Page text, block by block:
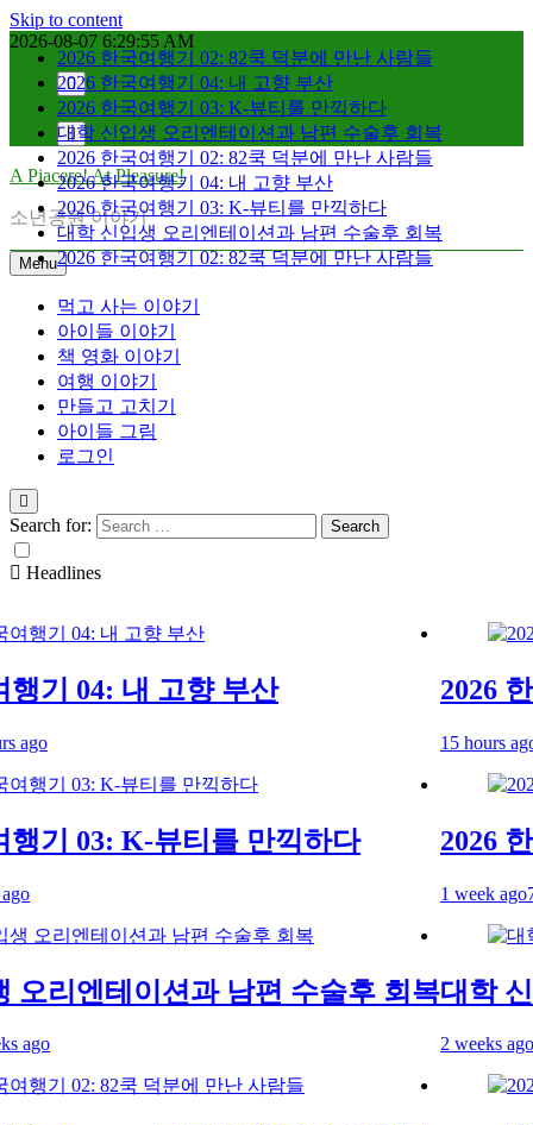
Skip to content
2026-08-07 6:29:56 AM
2026 한국여행기 02: 82쿡 덕분에 만난 사람들
2026 한국여행기 04: 내 고향 부산
2026 한국여행기 03: K-뷰티를 만끽하다
대학 신입생 오리엔테이션과 남편 수술후 회복
2026 한국여행기 02: 82쿡 덕분에 만난 사람들
2026 한국여행기 04: 내 고향 부산
2026 한국여행기 03: K-뷰티를 만끽하다
대학 신입생 오리엔테이션과 남편 수술후 회복
2026 한국여행기 02: 82쿡 덕분에 만난 사람들
A Piacere! At Pleasure!
소년공원 이야기
Menu
먹고 사는 이야기
아이들 이야기
책 영화 이야기
여행 이야기
만들고 고치기
아이들 그림
로그인
Search for:
Headlines
기 04: 내 고향 부산
기 03: K-뷰티를 만끽하다
리엔테이션과 남편 수술후 회복
2026 한
15 hours ago 5
2026 한
1 week ago 7
대학 신
2 weeks ago 2